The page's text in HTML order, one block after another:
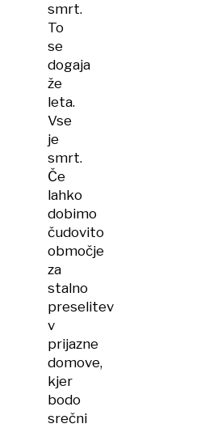
smrt.
To
se
dogaja
že
leta.
Vse
je
smrt.
Če
lahko
dobimo
čudovito
območje
za
stalno
preselitev
v
prijazne
domove,
kjer
bodo
srečni